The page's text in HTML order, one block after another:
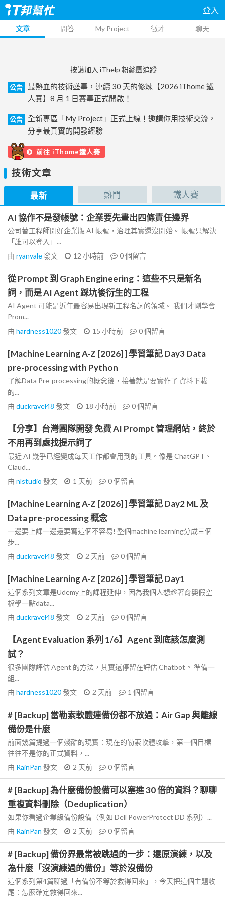
登入
文章 問答 My Project 徵才 聊天
按讚加入 iThelp 粉絲團追蹤
公告
最熱血的技術盛事，連續 30 天的修煉【2026 iThome 鐵
人賽】8 月 1 日賽事正式開啟！
公告
全新專區「My Project」正式上線！邀請你用技術交流，
分享最真實的開發經驗
前往 iThome鐵人賽
技術文章
最新 熱門 鐵人賽
AI 協作不是發帳號：企業要先畫出四條責任邊界
公司替工程師開好企業版 AI 帳號，治理其實還沒開始。 帳號只解決
「誰可以登入」...
由 ryanvale發文 12 小時前 0個留言
從 Prompt 到 Graph Engineering：這些不只是新名
詞，而是 AI Agent 踩坑後衍生的工程
AI Agent 可能是近年最容易出現新工程名詞的領域。 我們才剛學會
Prom...
由 hardness1020發文 15 小時前 0個留言
[Machine Learning A-Z [2026] ] 學習筆記 Day3 Data
pre-processing with Python
了解Data Pre-processing的概念後，接著就是要實作了 資料下載
的...
由 duckravel48 發文 18 小時前 0個留言
【分享】台灣團隊開發 免費 AI Prompt 管理網站，終於
不用再到處找提示詞了
最近 AI 幾乎已經變成每天工作都會用到的工具。像是 ChatGPT、
Claud...
由 nlstudio 發文 1 天前 0個留言
[Machine Learning A-Z [2026] ] 學習筆記 Day2 ML 及
Data pre-processing 概念
一邊要上課一邊還要寫這個不容易! 整個machine learning分成三個
步...
由 duckravel48 發文 2 天前 0個留言
[Machine Learning A-Z [2026] ] 學習筆記 Day1
這個系列文章是Udemy上的課程延伸，因為我個人想趁著育嬰假空
檔學一點data...
由 duckravel48 發文 2 天前 0個留言
【Agent Evaluation 系列 1/6】Agent 到底該怎麼測
試？
很多團隊評估 Agent 的方法，其實還停留在評估 Chatbot。 準備一
組...
由 hardness1020發文 2 天前 1 個留言
# [Backup] 當勒索軟體連備份都不放過：Air Gap 與離線
備份是什麼
前面幾篇提過一個殘酷的現實：現在的勒索軟體攻擊，第一個目標
往往不是你的正式資料，...
由 RainPan 發文 2 天前 0個留言
# [Backup] 為什麼備份設備可以塞進 30 倍的資料？聊聊
重複資料刪除（Deduplication）
如果你看過企業級備份設備（例如 Dell PowerProtect DD 系列）...
由 RainPan 發文 2 天前 0個留言
# [Backup] 備份界最常被跳過的一步：還原演練，以及
為什麼「沒演練過的備份」等於沒備份
這個系列第4篇聊過「有備份不等於救得回來」，今天把這個主題收
尾：怎麼確定救得回來...